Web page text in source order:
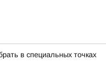
в специальных точках